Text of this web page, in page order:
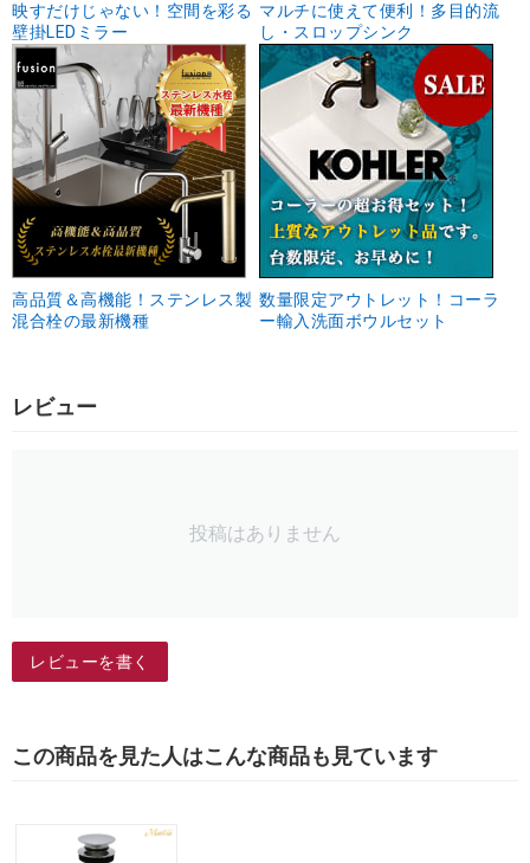
映すだけじゃない！空間を彩る
壁掛LEDミラー
マルチに使えて便利！多目的流
し・スロップシンク
高品質＆高機能！ステンレス製
混合栓の最新機種
数量限定アウトレット！コーラ
ー輸入洗面ボウルセット
レビュー
投稿はありません
レビューを書く
この商品を見た人はこんな商品も見ています